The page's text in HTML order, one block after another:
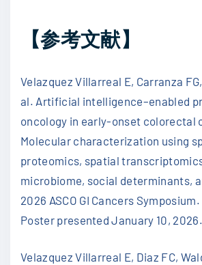
【参考文献】
Velazquez Villarreal E, Carranza
al. Artificial intelligence–enabled
oncology in early-onset colorectal
Molecular characterization using
proteomics, spatial
microbiome, social determinants,
2026 ASCO GI Cancers
Poster presented January 10, 2026.
Velazquez Villarreal E, Diaz FC,